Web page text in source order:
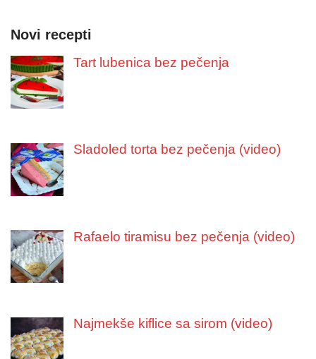
Novi recepti
Tart lubenica bez pečenja
Sladoled torta bez pečenja (video)
Rafaelo tiramisu bez pečenja (video)
Najmekše kiflice sa sirom (video)